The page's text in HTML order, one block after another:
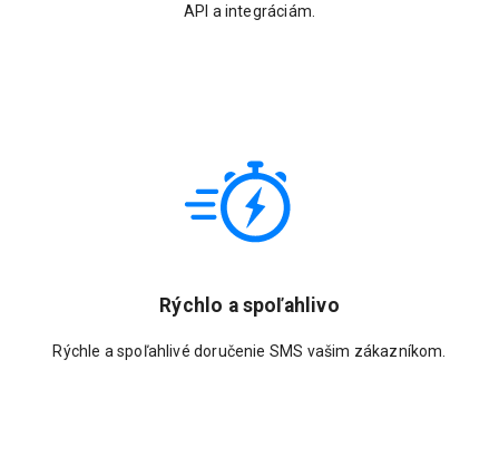
API a integráciám.
Rýchlo a spoľahlivo
Rýchle a spoľahlivé doručenie SMS vašim zákazníkom.